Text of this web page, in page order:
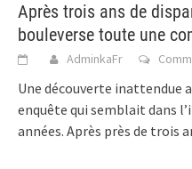
Après trois ans de
bouleverse toute une
AdminkaFr
Une découverte inattendue
enquête qui semblait dans
années. Après près de trois